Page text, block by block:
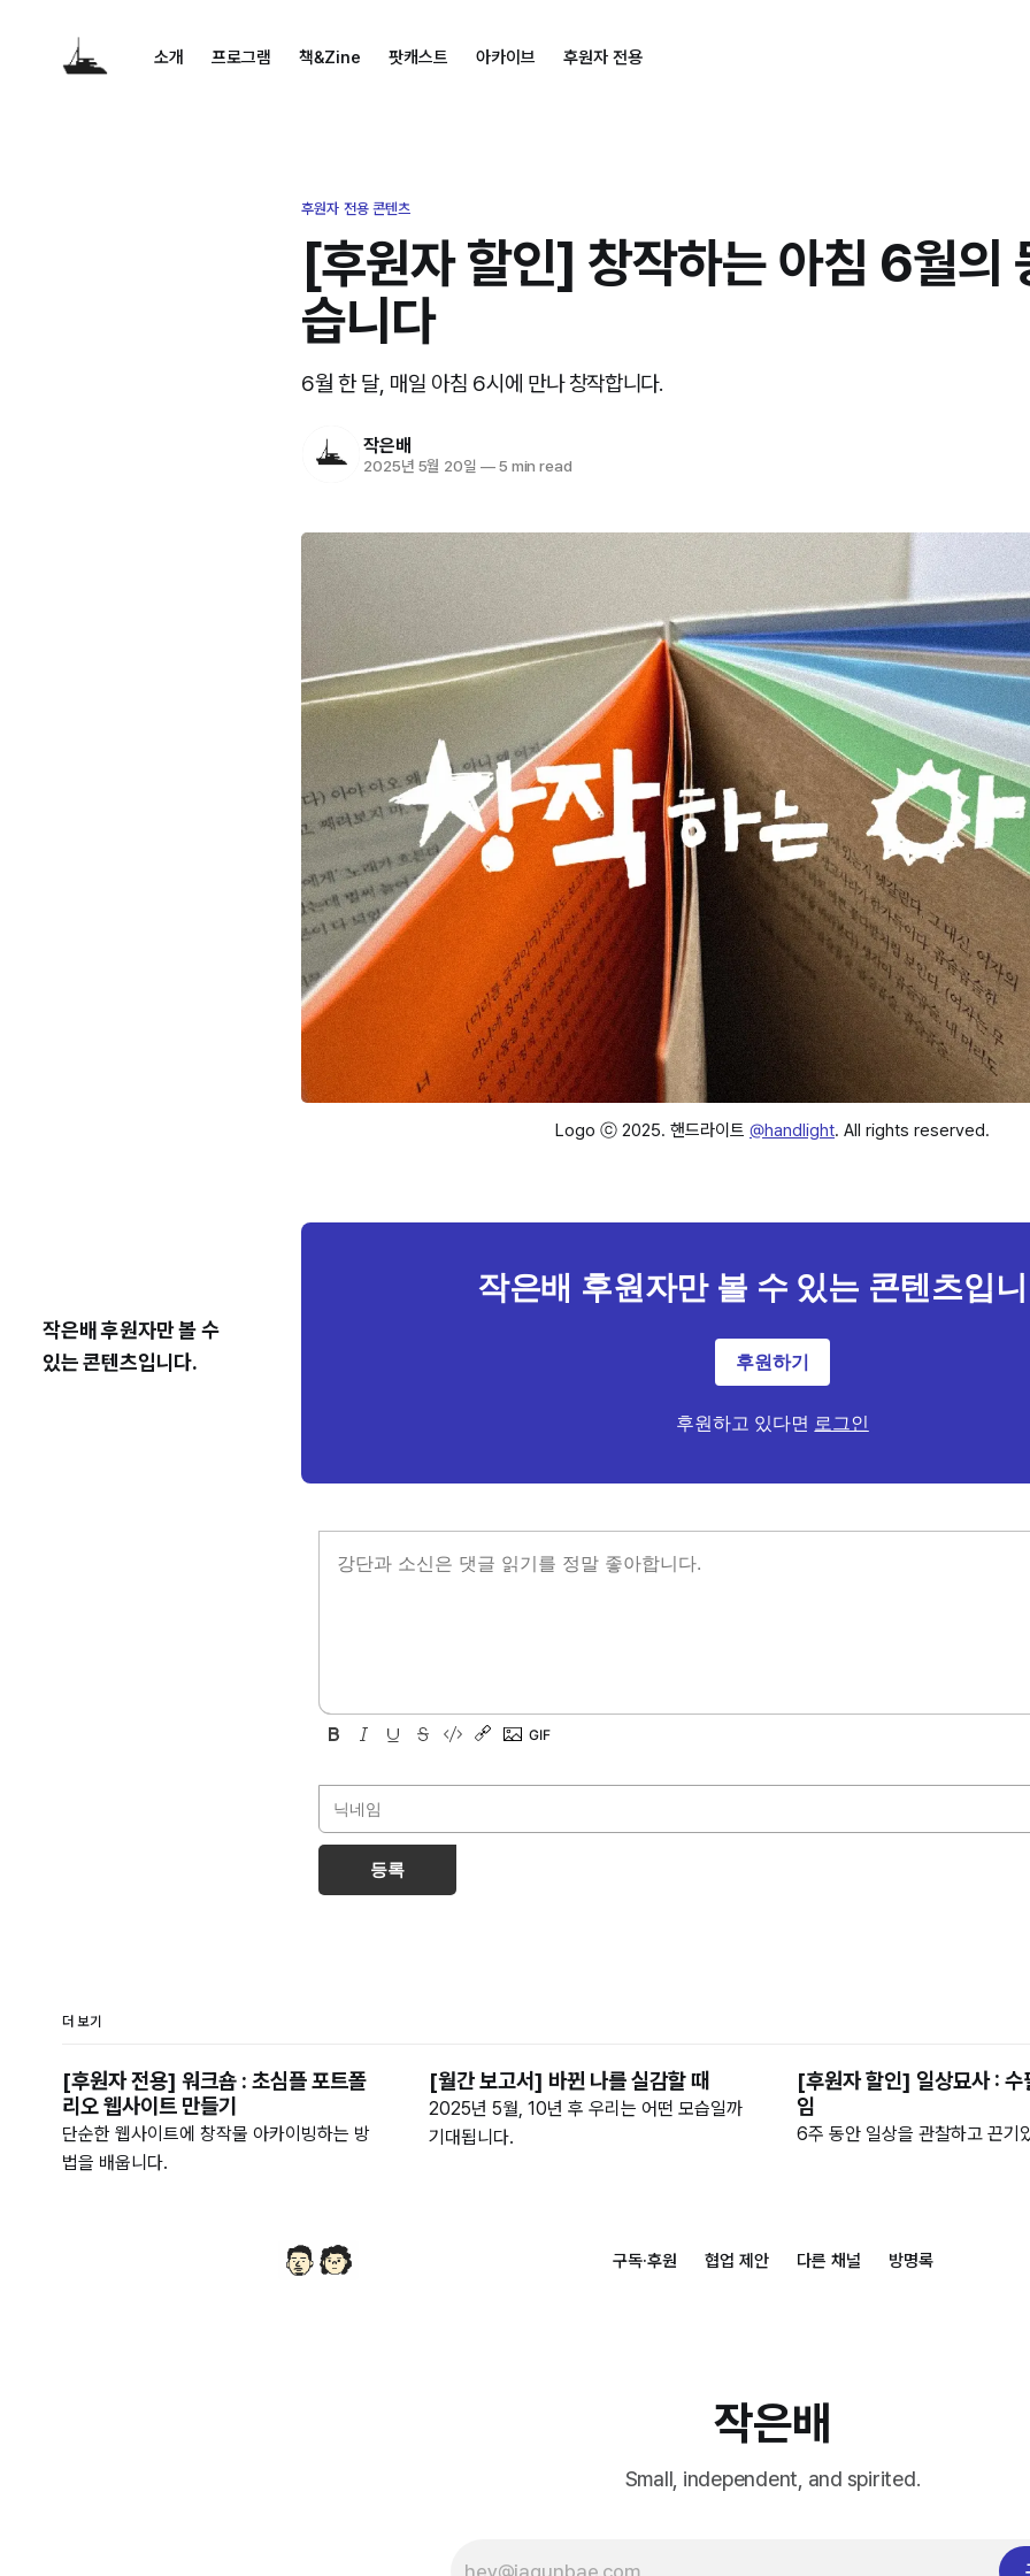
소개 프로그램 책&Zine 팟캐스트 아카이브 후원자 전용
후원자 전용 콘텐츠
[후원자 할인] 창작하는 아침 6월의
습니다
6월 한 달, 매일 아침 6시에 만나 창작합니다.
작은배
2025년 5월 20일 —5 min read
Logo ⓒ 2025. 핸드라이트 @handlight. All rights reserved.
작은배 후원자만 볼 수
있는 콘텐츠입니다.
작은배 후원자만 볼 수 있는 콘텐츠입
후원하기
후원하고 있다면 로그인
등록
더 보기
[후원자 전용] 워크숍 : 초심플 포트폴
리오 웹사이트 만들기
단순한 웹사이트에 창작물 아카이빙하는 방
법을 배웁니다.
[월간 보고서] 바뀐 나를 실감할 때
2025년 5월, 10년 후 우리는 어떤 모습일까
기대됩니다.
[후원자 할인] 일상묘사 : 수
임
6주 동안 일상을 관찰하고 끈기
구독·후원 협업 제안 다른 채널 방명록
작은배
Small, independent, and spirited.